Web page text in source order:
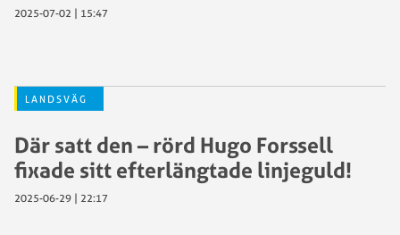
2025-07-02 | 15:47
LANDSVÄG
Där satt den – rörd Hugo Forssell
fixade sitt efterlängtade linjeguld!
2025-06-29 | 22:17